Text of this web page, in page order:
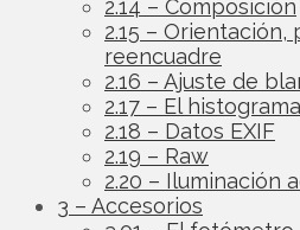
2.14 – Composición
2.15 –
reencuadre
2.16 – Ajuste de
2.17 – El histograma
2.18 – Datos EXIF
2.19 – Raw
2.20 – Iluminación
3 – Accesorios